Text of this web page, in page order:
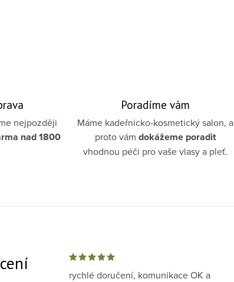
nejpozději
nad 1800
Poradíme vám
Máme kadeřnicko-kosmetický salon, a
proto vámdokážeme poradit
vhodnou péči pro vaše vlasy a pleť.
rychlé doručení, komunikace OK a